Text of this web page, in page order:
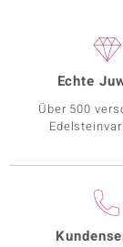
Echte
Über 500